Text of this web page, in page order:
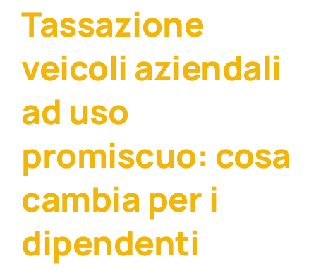
Tassazione
veicoli aziendali
ad uso
promiscuo: cosa
cambia per i
dipendenti